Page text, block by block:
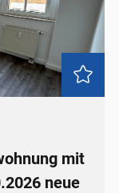
mit
neue